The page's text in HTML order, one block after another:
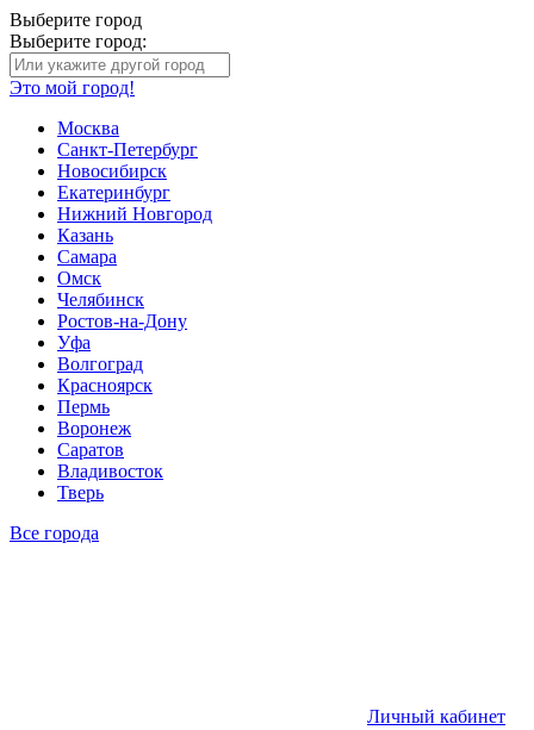
Выберите город
Выберите город:
Это мой город!
Москва
Санкт-Петербург
Новосибирск
Екатеринбург
Нижний Новгород
Казань
Самара
Омск
Челябинск
Ростов-на-Дону
Уфа
Волгоград
Красноярск
Пермь
Воронеж
Саратов
Владивосток
Тверь
Все города
Личный кабинет